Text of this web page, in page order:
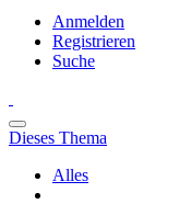
Anmelden
Registrieren
Suche
Dieses Thema
Alles